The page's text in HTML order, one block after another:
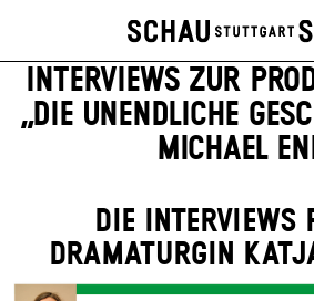
INTERVIEWS ZUR
„DIE UNENDLICHE
MICHAEL
DIE INTERVIEWS
DRAMATURGIN